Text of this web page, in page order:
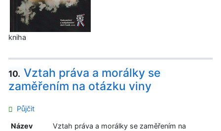
kniha
10. Vztah práva a morálky se
zaměřením na otázku viny
Půjčit
Název
Vztah práva a morálky se zaměřením na